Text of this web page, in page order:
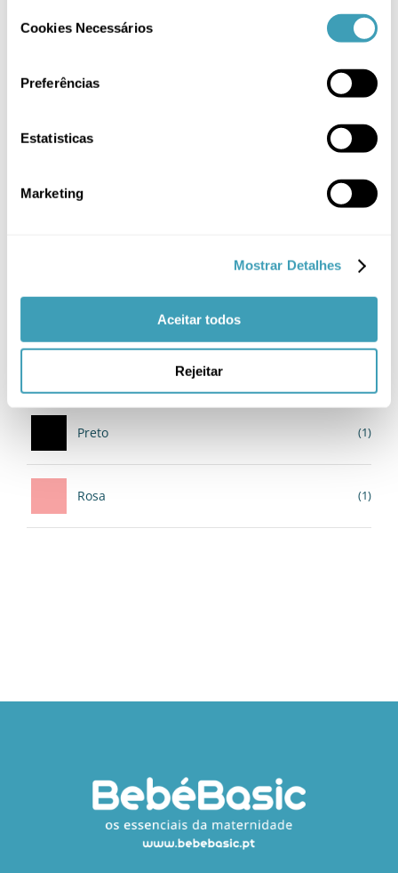
Selection
Cookies Necessários
Preferências
Estatisticas
Marketing
Mostrar Detalhes
Aceitar todos
Rejeitar
Passeio (5)
Têxtil
(14)
Preto (1)
Rosa (1)